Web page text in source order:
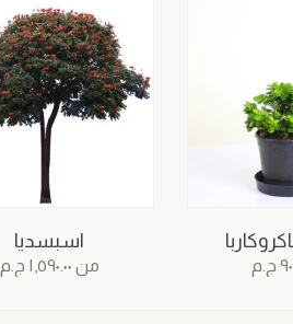
اسبسديا
من ١,٥٩٠.٠٠ ج.م ج.م